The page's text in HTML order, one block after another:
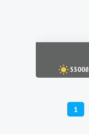
5300₴
1